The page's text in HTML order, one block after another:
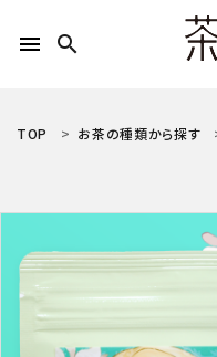
menu search
ACCOUNT MENU
meeting_room ログイン
お茶の種類から探す
TOP お茶の種類から探す